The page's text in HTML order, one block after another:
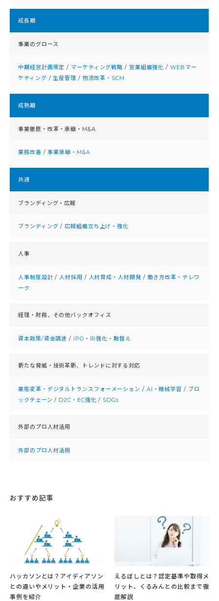
成⻑期
事業のグロース
中期経営計画策定 / マーケティング戦略 / 営業組織強化 / WEBマー
ケティング /生産管理 / 物流改革・SCM
成熟期
事業徹底・改⾰・承継・M&A
業務改善 /事業承継・M&A
共通
ブランディング・広報
ブランディング /広報組織立ち上げ・強化
人事
人事制度設計/ 人材採用 / 人材育成・人材開発/働き方改革・テレワ
ーク
経理・財務、 その他バックオフィス
資本政策/資金調達 / IPO・IR強化・鞍替え
新たな脅威・技術革新、 トレンドに対する対応
業態変革・デジタルトランスフォーメーション / AI・機械学習 / ブロ
ックチェーン / D2C・EC強化 / SDGs
外部のプロ人材活用
外部のプロ人材活用
おすすめ記事
ハッカソンとは？アイディアソン
との違いやメリット・企業の活用
事例を紹介
えるぼしとは？認定基準や取得メ
リット、くるみんとの比較まで徹
底解説